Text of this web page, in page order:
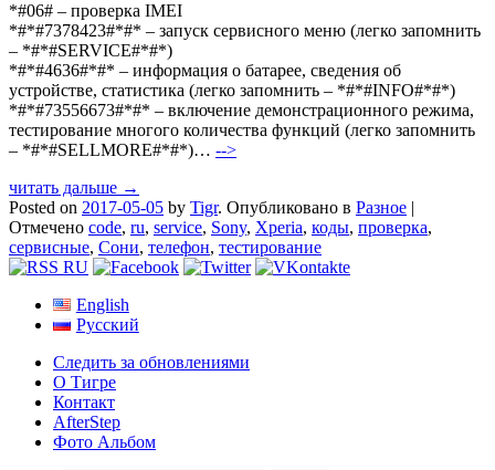
*#06# – проверка IMEI
*#*#7378423#*#* – запуск сервисного меню (легко запомнить
– *#*#SERVICE#*#*)
*#*#4636#*#* – информация о батарее, сведения об
устройстве, статистика (легко запомнить – *#*#INFO#*#*)
*#*#73556673#*#* – включение демонстрационного режима,
тестирование многого количества функций (легко запомнить
– *#*#SELLMORE#*#*)… -->
читать дальше →
Posted on 2017-05-05 by Tigr. Опубликовано в Разное |
Отмечено code, ru, service, Sony, Xperia, коды, проверка,
сервисные, Сони, телефон, тестирование
English
Русский
Следить за обновлениями
О Тигре
Контакт
AfterStep
Фото Альбом